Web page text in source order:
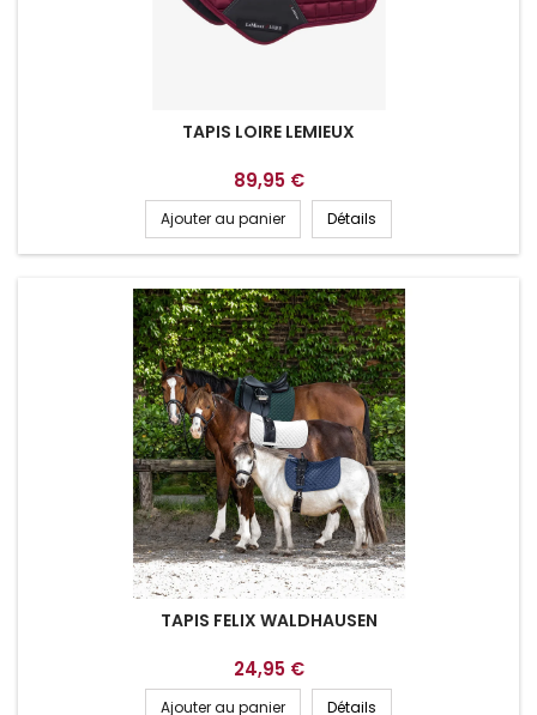
TAPIS LOIRE LEMIEUX
89,95 €
Ajouter au panier Détails
TAPIS FELIX WALDHAUSEN
24,95 €
Ajouter au panier Détails